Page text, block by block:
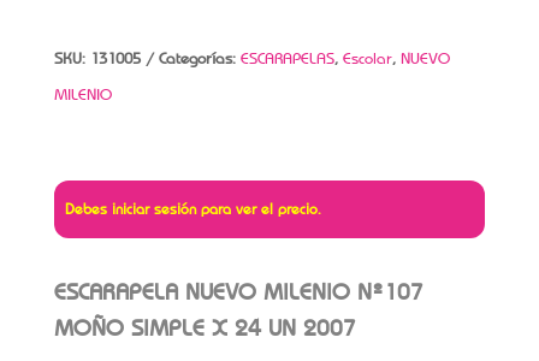
SKU: 131005 Categorías: ESCARAPELAS, Escolar, NUEVO
MILENIO
Debes iniciar sesión para ver el precio.
ESCARAPELA NUEVO MILENIO Nº107
MOÑO SIMPLE X 24 UN 2007